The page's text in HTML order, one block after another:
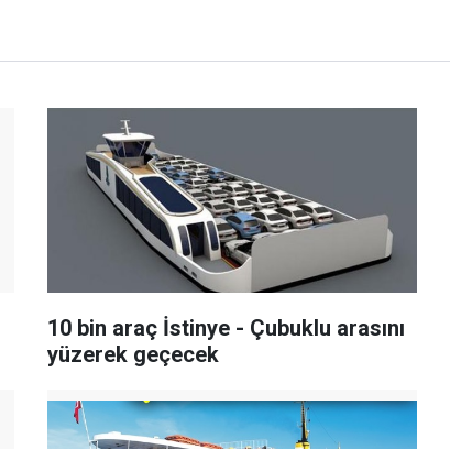
10 bin araç İstinye - Çubuklu arasını
yüzerek geçecek